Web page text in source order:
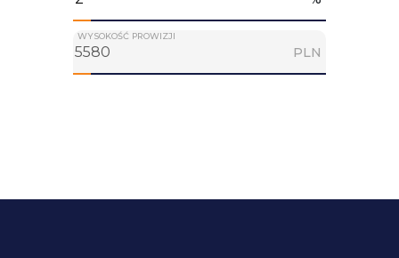
WYSOKOŚĆ PROWIZJI
PLN